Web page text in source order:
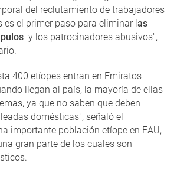
del reclutamiento de trabajadores
es el primer paso para eliminar las
y los patrocinadores abusivos",
400 etíopes entran en Emiratos
llegan al país, la mayoría de ellas
ya que no saben que deben
domésticas", señaló el
importante población etíope en EAU,
gran parte de los cuales son